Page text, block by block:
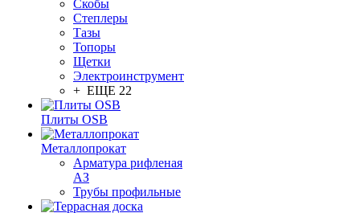
Скобы
Степлеры
Тазы
Топоры
Щетки
Электроинструмент
+ ЕЩЕ 22
Плиты OSB
Металлопрокат
Арматура рифленая
АЗ
Трубы профильные